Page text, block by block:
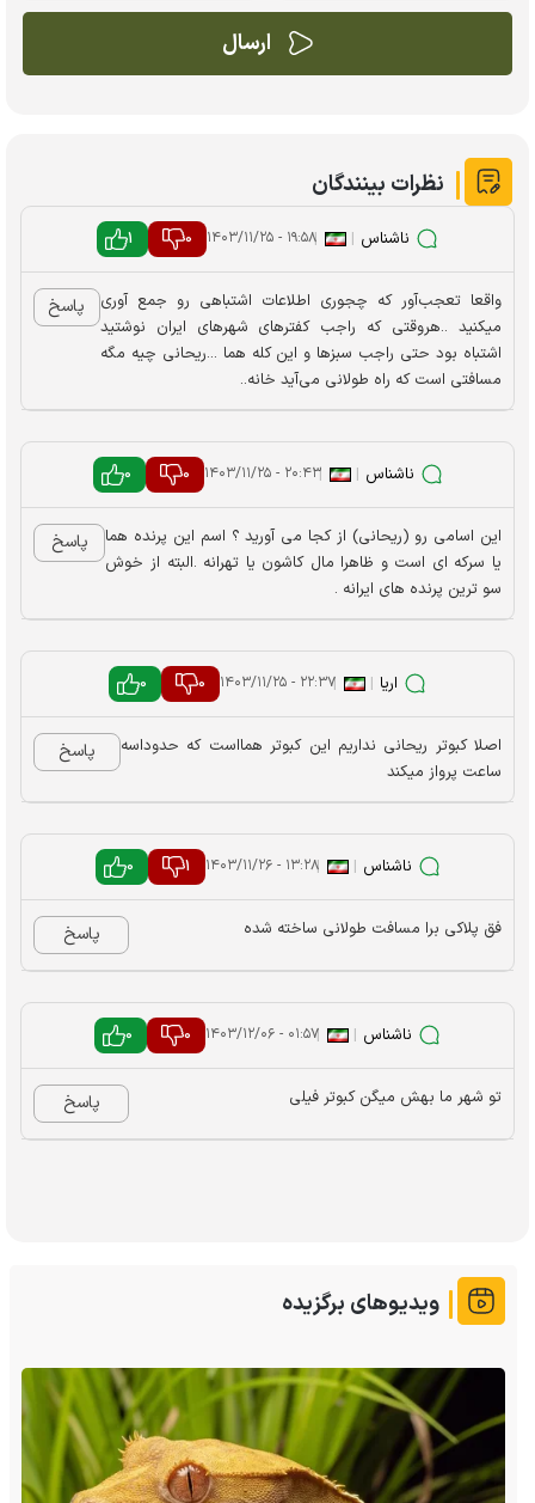
نظرات بینندگان
ناشناس |
|۱۹:۵۸ - ۱۴۰۳/۱۱/۲۵ 0
1
واقعا تعجب‌آور که چجوری اطلاعات اشتباهی رو جمع آوری
میکنید ..هروقتی که راجب کفترهای شهرهای ایران نوشتید
اشتباه بود حتی راجب سبزها و این کله هما ...ریحانی چیه مگه
مسافتی است که راه طولانی می‌آید خانه..
پاسخ
ناشناس |
|۲۰:۴۳ - ۱۴۰۳/۱۱/۲۵ 0
0
این اسامی رو (ریحانی) از کجا می آورید ؟ اسم این پرنده هما
یا سرکه ای است و ظاهرا مال کاشون یا تهرانه .البته از خوش
سو ترین پرنده های ایرانه .
پاسخ
اریا |
|۲۲:۳۷ - ۱۴۰۳/۱۱/۲۵ 0
0
اصلا کبوتر ریحانی نداریم این کبوتر همااست که حدوداسه
ساعت پرواز میکند
پاسخ
ناشناس |
|۱۳:۲۸ - ۱۴۰۳/۱۱/۲۶ 1
0
فق پلاکی برا مسافت طولانی ساخته شده پاسخ
ناشناس |
|۰۱:۵۷ - ۱۴۰۳/۱۲/۰۶ 0
0
تو شهر ما بهش میگن کبوتر فیلی پاسخ
ویدیوهای برگزیده